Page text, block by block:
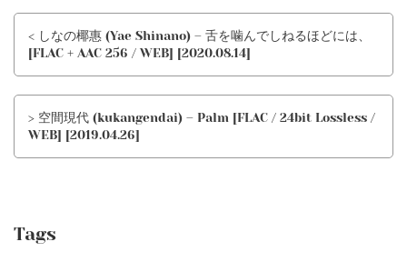
< しなの椰惠 (Yae Shinano) – 舌を噛んでしねるほどには、
[FLAC + AAC 256 / WEB] [2020.08.14]
> 空間現代 (kukangendai) – Palm [FLAC / 24bit Lossless /
WEB] [2019.04.26]
Tags